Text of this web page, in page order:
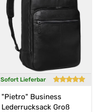
Sofort Lieferbar
"Pietro" Business
Lederrucksack Groß